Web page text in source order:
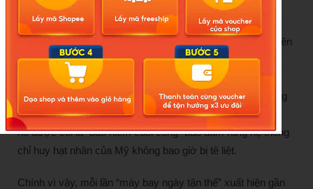
Dù E-6B Mercury đã phục vụ trong quân đội Mỹ từ thập niên
1980, loại máy bay này vẫn được đánh giá là một trong
những nền tảng sống sót cao nhất trong môi trường chiến
tranh hạt nhân. Nhờ khả năng hoạt động độc lập trên không
trong thời gian dài và duy trì mạng lưới liên lạc chiến lược,
nó được coi là “bảo hiểm cuối cùng” bảo đảm rằng hệ thống
chỉ huy hạt nhân của Mỹ không bao giờ bị tê liệt.
Chính vì vậy, mỗi lần “máy bay ngày tận thế” xuất hiện gần